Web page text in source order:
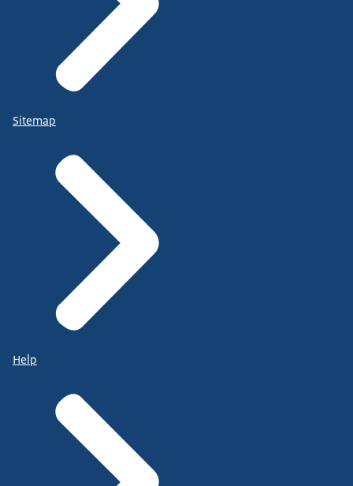
Sitemap
Help